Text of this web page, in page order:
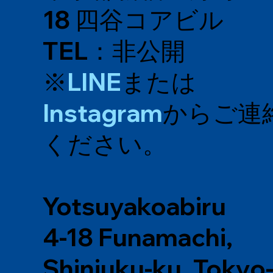
18 四谷コアビル
TEL：非公開
※LINE または
Instagramからご連
ください。
Yotsuyakoabiru
4-18 Funamachi,